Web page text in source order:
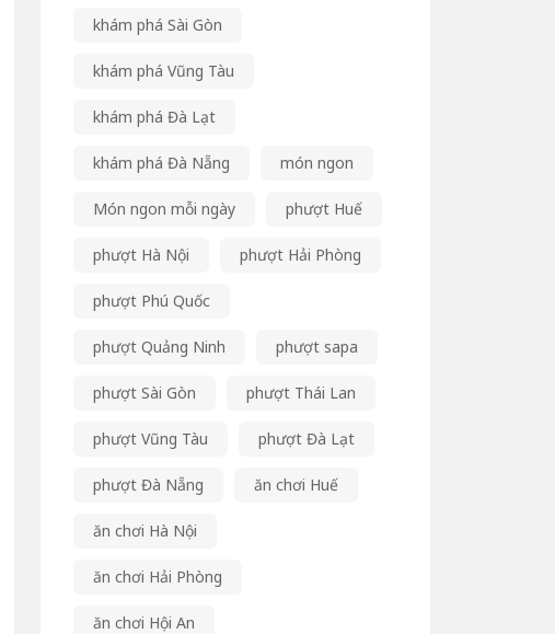
khám phá Sài Gòn
khám phá Vũng Tàu
khám phá Đà Lạt
khám phá Đà Nẵng món ngon
Món ngon mỗi ngày phượt Huế
phượt Hà Nội phượt Hải Phòng
phượt Phú Quốc
phượt Quảng Ninh phượt sapa
phượt Sài Gòn phượt Thái Lan
phượt Vũng Tàu phượt Đà Lạt
phượt Đà Nẵng ăn chơi Huế
ăn chơi Hà Nội
ăn chơi Hải Phòng
ăn chơi Hội An